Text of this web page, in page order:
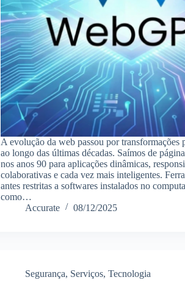
A evolução da web passou por transformações
ao longo das últimas décadas. Saímos de
nos anos 90 para aplicações dinâmicas,
colaborativas e cada vez mais inteligentes.
antes restritas a softwares instalados no
como…
Accurate
08/12/2025
Segurança, Serviços, Tecnologia